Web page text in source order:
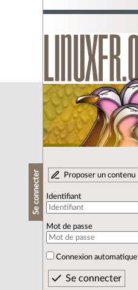
Se connecter Proposer un contenu
Identifiant
Mot de passe
Connexion automatique